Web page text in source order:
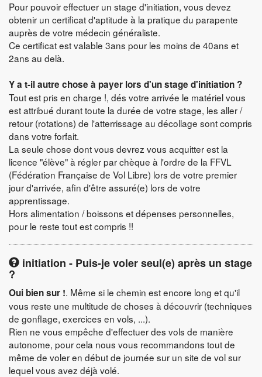
Pour pouvoir effectuer un stage d'initiation, vous devez
obtenir un certificat d'aptitude à la pratique du parapente
auprès de votre médecin généraliste.
Ce certificat est valable 3ans pour les moins de 40ans et
2ans au delà.
Y a t-il autre chose à payer lors d'un stage d'initiation ?
Tout est pris en charge !, dés votre arrivée le matériel vous
est attribué durant toute la durée de votre stage, les aller /
retour (rotations) de l'atterrissage au décollage sont compris
dans votre forfait.
La seule chose dont vous devrez vous acquitter est la
licence "élève" à régler par chèque à l'ordre de la FFVL
(Fédération Française de Vol Libre) lors de votre premier
jour d'arrivée, afin d'être assuré(e) lors de votre
apprentissage.
Hors alimentation / boissons et dépenses personnelles,
pour le reste tout est compris !!
initiation - Puis-je voler seul(e) après un stage
?
Oui bien sur !. Même si le chemin est encore long et qu'il
vous reste une multitude de choses à découvrir (techniques
de gonflage, exercices en vols, ...).
Rien ne vous empêche d'effectuer des vols de manière
autonome, pour cela nous vous recommandons tout de
même de voler en début de journée sur un site de vol sur
lequel vous avez déjà volé.